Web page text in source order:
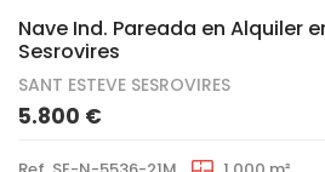
Nave Ind. Pareada en Alquiler
Sesrovires
SANT ESTEVE SESROVIRES
5.800 €